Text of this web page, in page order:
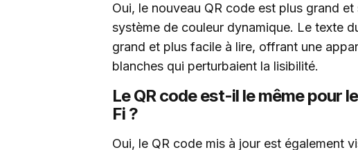
Oui, le nouveau QR code est plus grand
système de couleur dynamique. Le texte
grand et plus facile à lire, offrant une
blanches qui perturbaient la lisibilité.
Le QR code est-il le même pour
Fi ?
Oui, le QR code mis à jour est également